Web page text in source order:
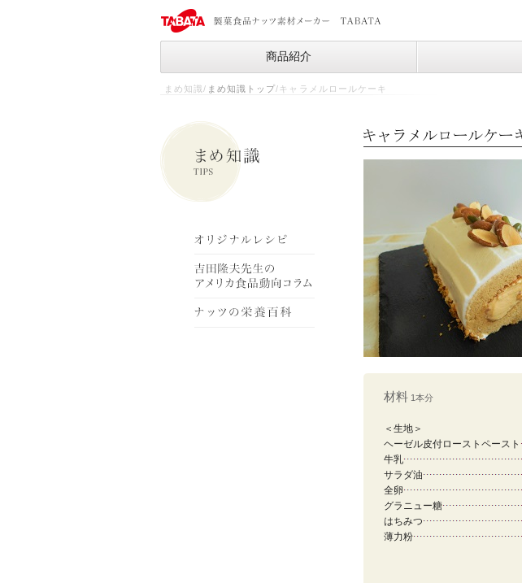
商品紹介
まめ知識/ まめ知識トップ/キャラメルロールケーキ
材料 1本分
＜生地＞
ヘーゼル皮付ローストペースト
牛乳
サラダ油
全卵
グラニュー糖
はちみつ
薄力粉